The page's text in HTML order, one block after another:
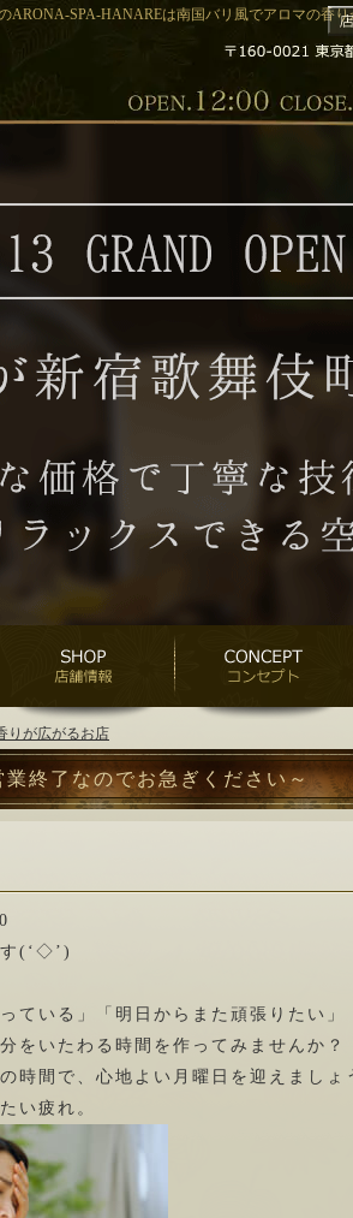
ARONA-SPA-HANAREは南国バリ風でアロマの香
りが広がるお店
業終了なのでお急ぎください～
(‘◇’)ゞ
ている」「明日からまた頑張りたい」
をいたわる時間を作ってみませんか？
時間で、心地よい月曜日を迎えましょ
い疲れ。